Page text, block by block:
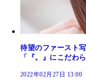
待望のファースト
「『。』にこだわ
2022年02月27日 13:00